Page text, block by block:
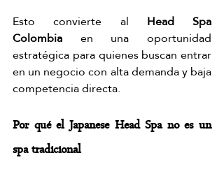
Esto convierte al Head Spa
Colombia en una oportunidad
estratégica para quienes buscan entrar
en un negocio con alta demanda y baja
competencia directa.
Por qué el Japanese Head Spa no es un
spa tradicional